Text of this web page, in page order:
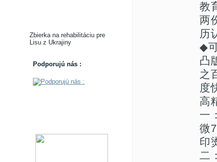
Zbierka na rehabilitáciu pre
Lisu z Ukrajiny
Podporujú nás :
教
两
历
◆
凸
之
度
高
一
微
印
二